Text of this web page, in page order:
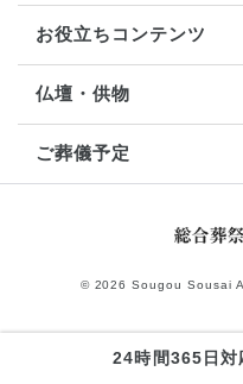
お役立ちコンテンツ
仏壇・供物
ご葬儀予定
© 2026 Sougou Sousai
24時間365日対